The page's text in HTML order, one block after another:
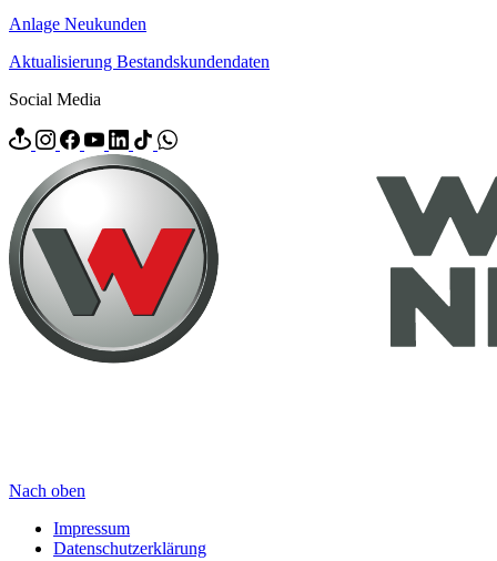
Anlage Neukunden
Aktualisierung Bestandskundendaten
Social Media
Nach oben
Impressum
Datenschutzerklärung